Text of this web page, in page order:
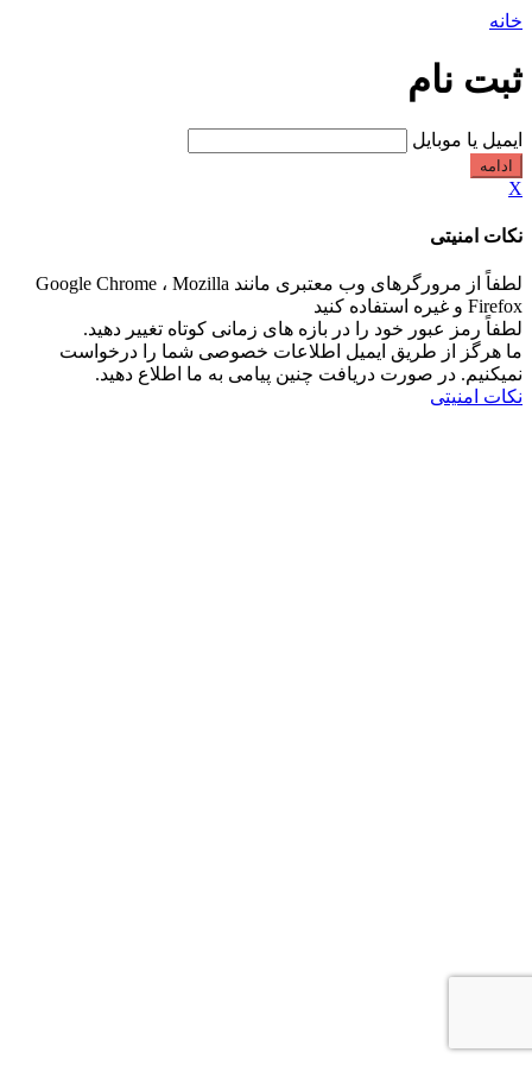
خانه
ثبت نام
ایمیل یا موبایل
ادامه
X
نکات امنیتی
لطفاً از مرورگرهای وب معتبری مانند Google Chrome ، Mozilla
Firefox و غیره استفاده کنید
لطفاً رمز عبور خود را در بازه های زمانی کوتاه تغییر دهید.
ما هرگز از طریق ایمیل اطلاعات خصوصی شما را درخواست
نمیکنیم. در صورت دریافت چنین پیامی به ما اطلاع دهید.
نکات امنیتی